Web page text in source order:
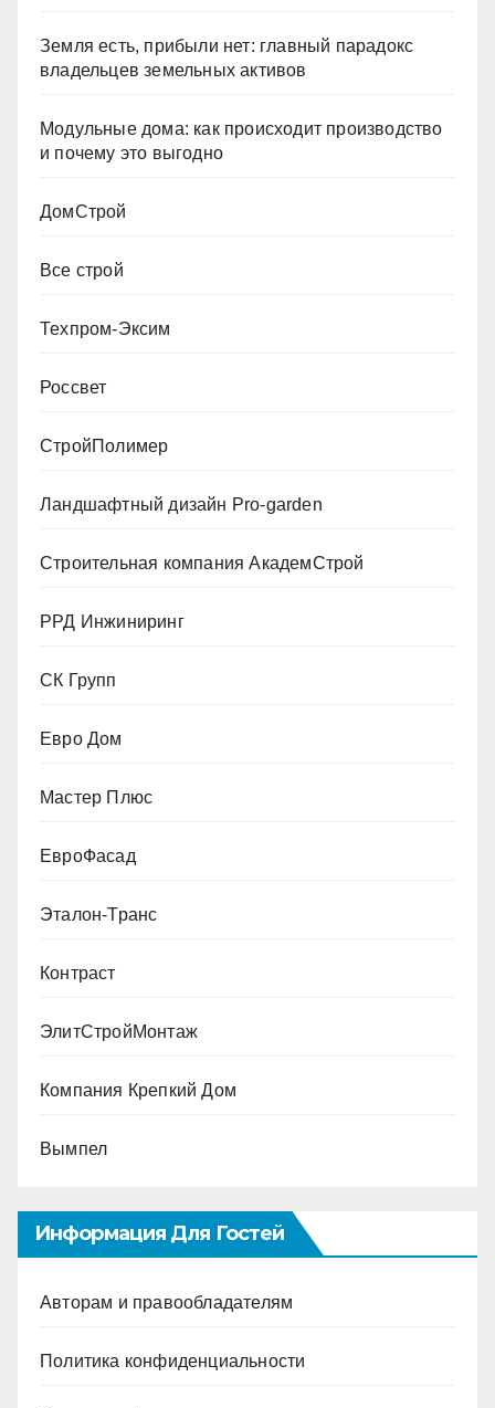
Земля есть, прибыли нет: главный парадокс
владельцев земельных активов
Модульные дома: как происходит производство
и почему это выгодно
ДомСтрой
Все строй
Техпром-Эксим
Россвет
СтройПолимер
Ландшафтный дизайн Pro-garden
Строительная компания АкадемСтрой
РРД Инжиниринг
СК Групп
Евро Дом
Мастер Плюс
ЕвроФасад
Эталон-Транс
Контраст
ЭлитСтройМонтаж
Компания Крепкий Дом
Вымпел
Информация Для Гостей
Авторам и правообладателям
Политика конфиденциальности